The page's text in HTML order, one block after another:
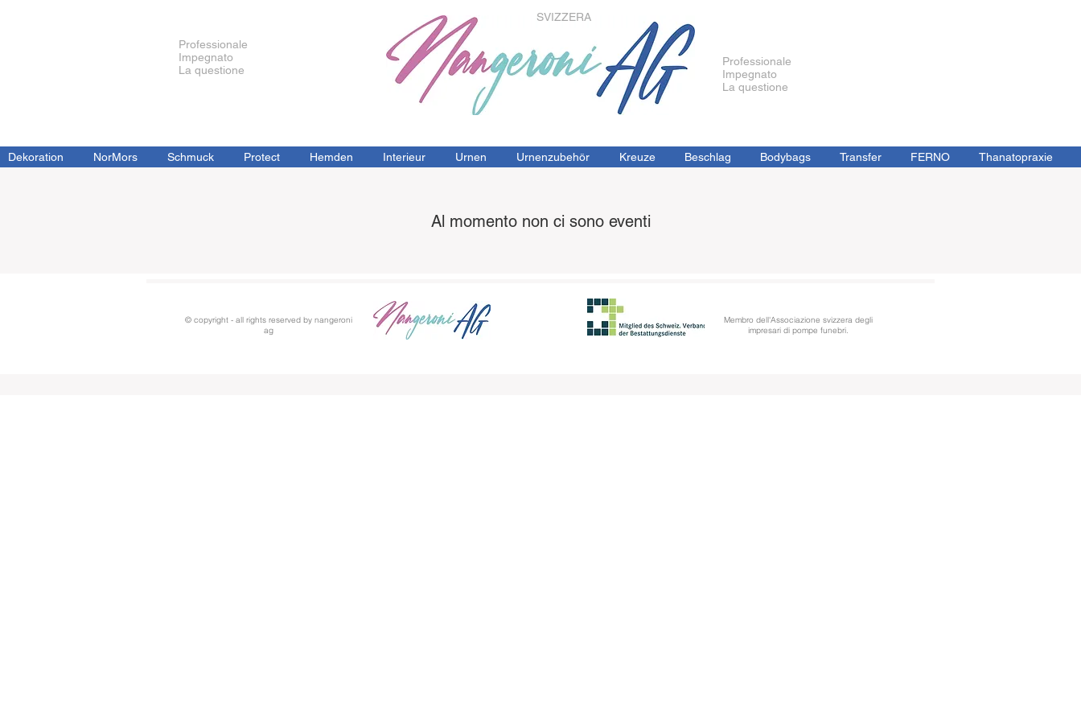
Professionale
Impegnato
La questione
SVIZZERA
Professionale
Impegnato
La questione
Dekoration NorMors Schmuck Protect Hemden Interieur Urnen Urnenzubehör Kreuze Beschlag Bodybags Transfer FERNO Thanatopraxie
Al momento non ci sono eventi
© copyright - all rights reserved by nangeroni
ag
Membro dell'Associazione svizzera degli
impresari di pompe funebri.